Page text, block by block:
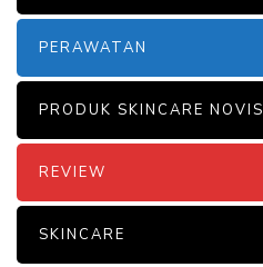
PERAWATAN
PRODUK SKINCARE NOVIS
REVIEW
SKINCARE